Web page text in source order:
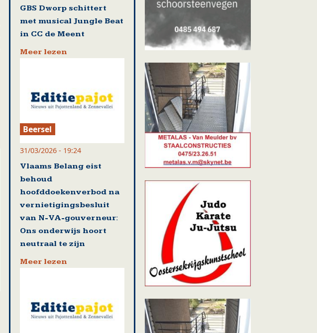
GBS Dworp schittert
met musical Jungle Beat
in CC de Meent
Meer lezen
Beersel
31/03/2026 - 19:24
Vlaams Belang eist
behoud
hoofddoekenverbod na
vernietigingsbesluit
van N-VA-gouverneur:
Ons onderwijs hoort
neutraal te zijn
Meer lezen